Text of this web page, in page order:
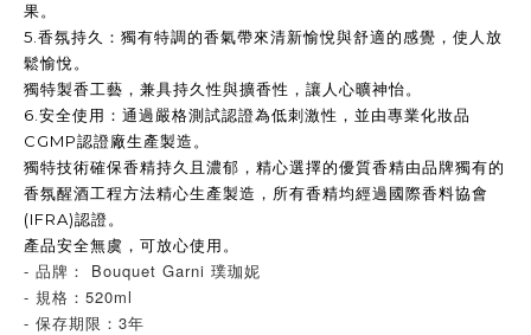
果。
5. 香氛持久：獨有特調的香氣帶來清新愉悅與舒適的感覺，使人放
鬆愉悅。
獨特製香工藝，兼具持久性與擴香性，讓人心曠神怡。
6. 安全使用：通過嚴格測試認證為低刺激性，並由專業化妝品
CGMP認證廠生產製造。
獨特技術確保香精持久且濃郁，精心選擇的優質香精由品牌獨有的
香氛醒酒工程方法精心生產製造，所有香精均經過國際香料協會
(IFRA)認證。
產品安全無虞，可放心使用。
- 品牌： Bouquet Garni 璞珈妮
- 規格：520ml
- 保存期限：3年